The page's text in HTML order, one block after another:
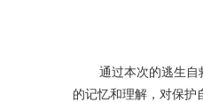
通过本次的逃生自
的记忆和理解，对保护